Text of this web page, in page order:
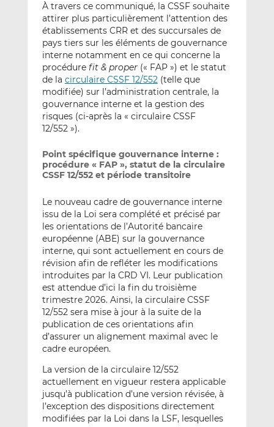
À travers ce communiqué, la CSSF souhaite
attirer plus particulièrement l’attention des
établissements CRR et des succursales de
pays tiers sur les éléments de gouvernance
interne notamment en ce qui concerne la
procédure fit & proper(« FAP ») et le statut
de la circulaire CSSF 12/552(telle que
modifiée) sur l’administration centrale, la
gouvernance interne et la gestion des
risques (ci-après la « circulaire CSSF
12/552 »).
Point spécifique gouvernance interne :
procédure « FAP », statut de la circulaire
CSSF 12/552 et période transitoire
Le nouveau cadre de gouvernance interne
issu de la Loi sera complété et précisé par
les orientations de l’Autorité bancaire
européenne (ABE) sur la gouvernance
interne, qui sont actuellement en cours de
révision afin de refléter les modifications
introduites par la CRD VI. Leur publication
est attendue d’ici la fin du troisième
trimestre 2026. Ainsi, la circulaire CSSF
12/552 sera mise à jour à la suite de la
publication de ces orientations afin
d’assurer un alignement maximal avec le
cadre européen.
La version de la circulaire 12/552
actuellement en vigueur restera applicable
jusqu’à publication d’une version révisée, à
l’exception des dispositions directement
modifiées par la Loi dans la LSF, lesquelles